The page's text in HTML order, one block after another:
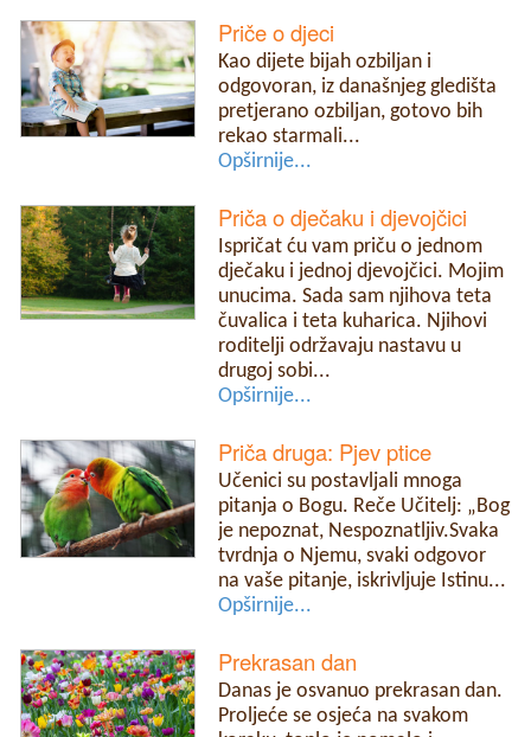
Priče o djeci
Kao dijete bijah ozbiljan i
odgovoran, iz današnjeg gledišta
pretjerano ozbiljan, gotovo bih
rekao starmali...
Opširnije...
Priča o dječaku i djevojčici
Ispričat ću vam priču o jednom
dječaku i jednoj djevojčici. Mojim
unucima. Sada sam njihova teta
čuvalica i teta kuharica. Njihovi
roditelji održavaju nastavu u
drugoj sobi...
Opširnije...
Priča druga: Pjev ptice
Učenici su postavljali mnoga
pitanja o Bogu. Reče Učitelj: „Bog
je nepoznat, Nespoznatljiv.Svaka
tvrdnja o Njemu, svaki odgovor
na vaše pitanje, iskrivljuje Istinu...
Opširnije...
Prekrasan dan
Danas je osvanuo prekrasan dan.
Proljeće se osjeća na svakom